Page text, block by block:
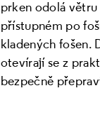
prken odolá
přístupném po
kladených fošen.
otevírají se z
bezpečně